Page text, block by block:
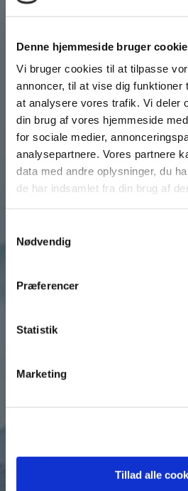
Denne hjemmeside bruger
Vi bruger cookies til at tilpasse
annoncer, til at vise dig funktioner
at analysere vores trafik. Vi deler
din brug af vores hjemmeside
for sociale medier,
analysepartnere. Vores partnere
data med andre oplysninger, du
de har indsamlet fra din brug af
Nødvendig
Præferencer
Statistik
Marketing
Tillad alle
Vores
åbent for a
3